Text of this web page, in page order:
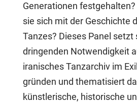
Generationen
sie sich mit der Geschichte
Tanzes? Dieses Panel setzt
dringenden Notwendigkeit
iranisches Tanzarchiv im
gründen und thematisiert
künstlerische, historische